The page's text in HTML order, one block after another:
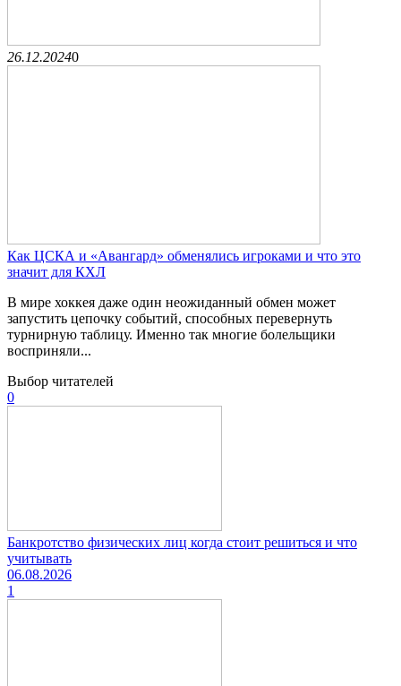
26.12.20240
Как ЦСКА и «Авангард» обменялись игроками и что это
значит для КХЛ
В мире хоккея даже один неожиданный обмен может
запустить цепочку событий, способных перевернуть
турнирную таблицу. Именно так многие болельщики
восприняли...
Выбор читателей
0
Банкротство физических лиц когда стоит решиться и что
учитывать
06.08.2026
1